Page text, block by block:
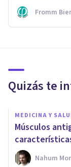
Fromm
Quizás te
MEDICINA Y
Músculos
Nahum